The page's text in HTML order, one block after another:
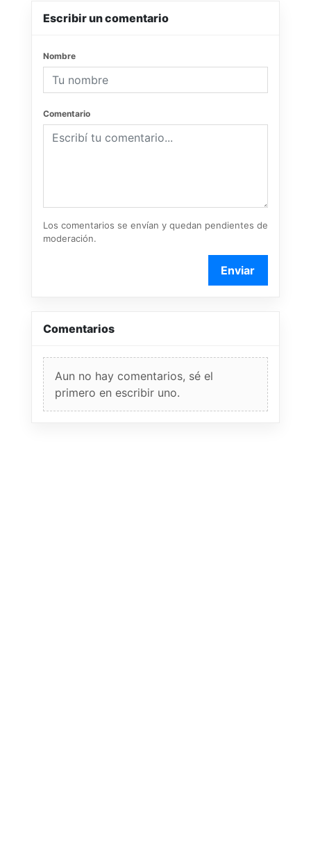
Escribir un comentario
Nombre
Comentario
Los comentarios se envían y quedan pendientes de
moderación.
Enviar
Comentarios
Aun no hay comentarios, sé el
primero en escribir uno.